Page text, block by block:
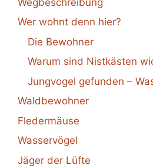
Wer wohnt denn hier?
Die Bewohner
Warum sind Nistkästen
Jungvogel gefunden –
Waldbewohner
Fledermäuse
Wasservögel
Jäger der Lüfte